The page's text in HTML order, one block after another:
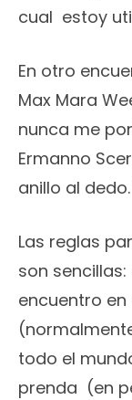
cual estoy
En otro
Max Mara
nunca me
Ermanno
anillo al
Las reglas
son
encuentro
todo el
prenda (en